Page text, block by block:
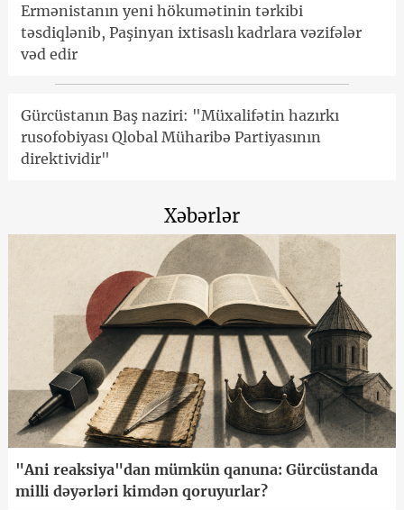
Ermənistanın yeni hökumətinin tərkibi
təsdiqlənib, Paşinyan ixtisaslı kadrlara vəzifələr
vəd edir
Gürcüstanın Baş naziri: "Müxalifətin hazırkı
rusofobiyası Qlobal Müharibə Partiyasının
direktividir"
Xəbərlər
"Ani reaksiya"dan mümkün qanuna: Gürcüstanda
milli dəyərləri kimdən qoruyurlar?